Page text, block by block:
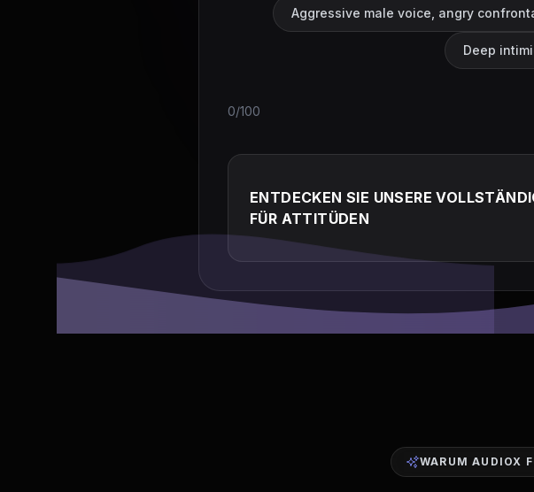
Aggressive male voice, angry
Deep
0/100
ENTDECKEN SIE UNSERE
FÜR ATTITÜDEN
WARUM AUDIOX